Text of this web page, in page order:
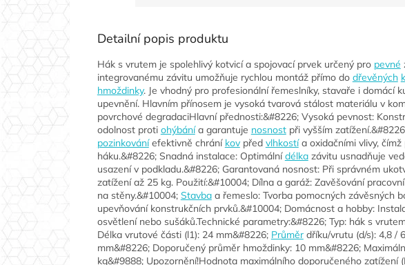
Detailní popis produktu
Hák s vrutem je spolehlivý kotvicí a spojovací prvek určený pro pevné
integrovanému závitu umožňuje rychlou montáž přímo do dřevěných
hmoždinky. Je vhodný pro profesionální řemeslníky, stavaře i domácí
upevnění. Hlavním přínosem je vysoká tvarová stálost materiálu v
povrchové degradaciHlavní přednosti:&#8226; Vysoká pevnost:
odolnost proti ohýbánía garantuje nosnostpři vyšším
pozinkováníefektivně chrání kovpřed vlhkostía oxidačními vlivy,
háku.&#8226; Snadná instalace: Optimálnídélkazávitu usnadňuje
usazení v podkladu.&#8226; Garantovaná nosnost: Při správném
zatížení až 25 kg. Použití:&#10004; Dílna a garáž: Zavěšování
na stěny.&#10004; Stavbaa řemeslo: Tvorba pomocných závěsných
upevňování konstrukčních prvků.&#10004; Domácnost a hobby:
osvětlení nebo sušáků.Technické parametry:&#8226; Typ: hák s
Délka vrutové části (l1): 24 mm&#8226; Průměrdříku/vrutu (d/s): 4,8 /
mm&#8226; Doporučený průměr hmoždinky: 10 mm&#8226;
kg&#9888; Upozornění!Hodnota maximálního doporučeného zatížení